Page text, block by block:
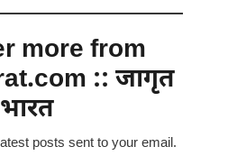
more from
:: जागृत
भारत
posts sent to your email.